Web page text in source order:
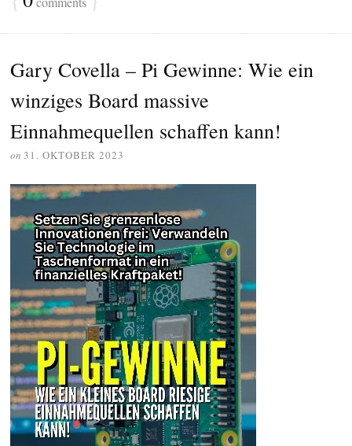
Gary Covella – Pi Gewinne: Wie ein
winziges Board massive
Einnahmequellen schaffen kann!
on 31. OKTOBER 2023